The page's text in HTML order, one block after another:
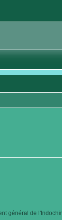
général de